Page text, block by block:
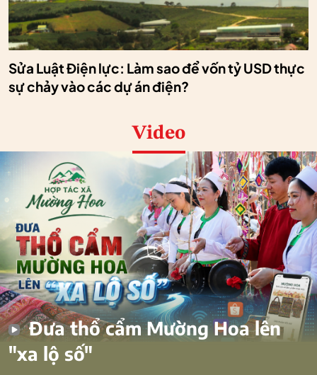
Sửa Luật Điện lực: Làm sao để vốn tỷ USD thực
sự chảy vào các dự án điện?
Video
Đưa thổ cẩm Mường Hoa lên
"xa lộ số"